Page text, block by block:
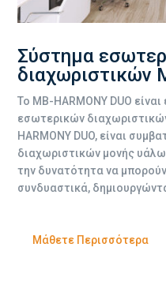
Σύστημα
διαχωριστικών
Το MB-HARMONY DUO
εσωτερικών
HARMONY DUO, είναι
διαχωριστικών μονής
την δυνατότητα να
συνδυαστικά,
Μάθετε Περισσότερα